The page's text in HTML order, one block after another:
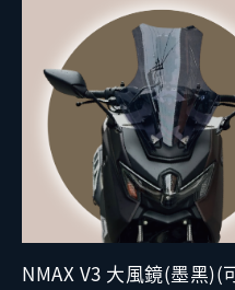
NMAX V3 大風鏡(墨黑)(